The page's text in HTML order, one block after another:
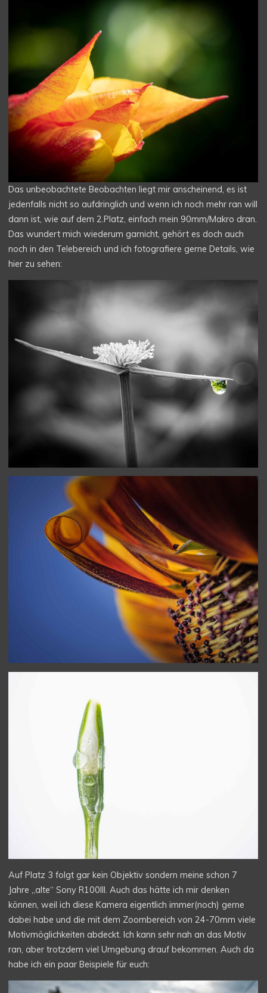
Das unbeobachtete Beobachten liegt mir anscheinend, es ist
jedenfalls nicht so aufdringlich und wenn ich noch mehr ran will
dann ist, wie auf dem 2.Platz, einfach mein 90mm/Makro dran.
Das wundert mich wiederum garnicht, gehört es doch auch
noch in den Telebereich und ich fotografiere gerne Details, wie
hier zu sehen:
Auf Platz 3 folgt gar kein Objektiv sondern meine schon 7
Jahre „alte“ Sony R100III. Auch das hätte ich mir denken
können, weil ich diese Kamera eigentlich immer(noch) gerne
dabei habe und die mit dem Zoombereich von 24-70mm viele
Motivmöglichkeiten abdeckt. Ich kann sehr nah an das Motiv
ran, aber trotzdem viel Umgebung drauf bekommen. Auch da
habe ich ein paar Beispiele für euch: